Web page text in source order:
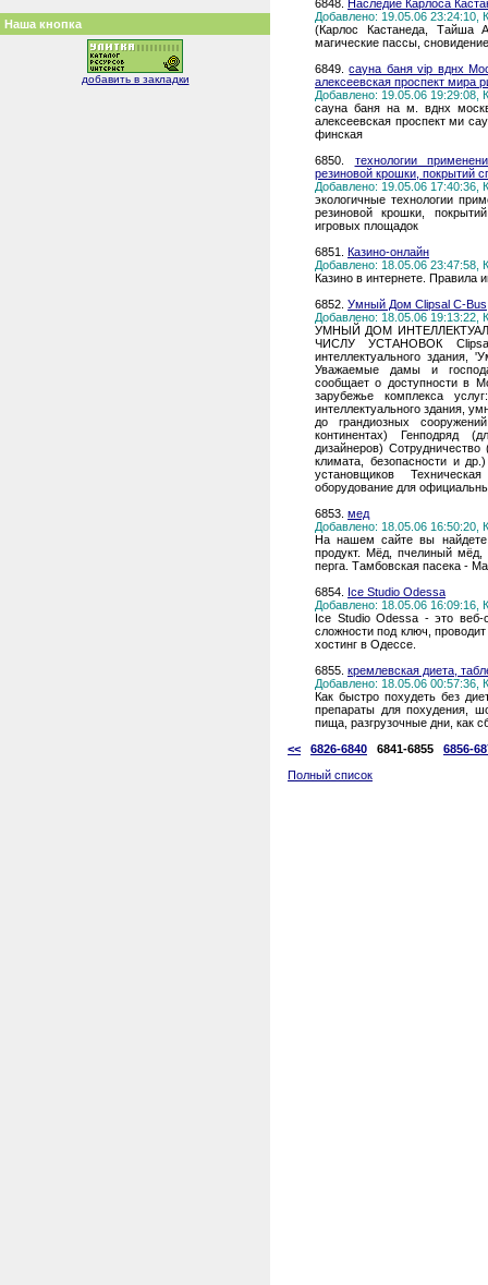
Наша кнопка
добавить в закладки
6848. Наследие Карлоса
Добавлено: 19.05.06 23:24:10,
(Карлос Кастанеда, Тайша
магические пассы,
6849.сауна баня vip вднх
алексеевская проспект мира
Добавлено: 19.05.06 19:29:08,
сауна баня на м. вднх
алексеевская проспект ми
финская
6850. технологии
резиновой крошки, покрытий
Добавлено: 19.05.06 17:40:36,
экологичные технологии
резиновой крошки,
игровых площадок
6851. Казино-онлайн
Добавлено: 18.05.06 23:47:58,
Казино в интернете. Правила
6852. Умный Дом Clipsal C-Bus
Добавлено: 18.05.06 19:13:22,
УМНЫЙ ДОМ
ЧИСЛУ УСТАНОВОК
интеллектуального здания,
Уважаемые дамы и
сообщает о доступности в
зарубежье комплекса
интеллектуального здания,
до грандиозных
континентах) Генподряд
дизайнеров)
климата, безопасности и
установщиков
оборудование для
6853. мед
Добавлено: 18.05.06 16:50:20,
На нашем сайте вы найдете
продукт. Мёд, пчелиный мёд,
перга. Тамбовская пасека -
6854. Ice Studio Odessa
Добавлено: 18.05.06 16:09:16,
Ice Studio Odessa - это веб-
сложности под ключ,
хостинг в Одессе.
6855. кремлевская диета,
Добавлено: 18.05.06 00:57:36,
Как быстро похудеть без
препараты для похудения,
пища, разгрузочные дни, как
<<
6826-6840 6841-6855
6856-
Полный список